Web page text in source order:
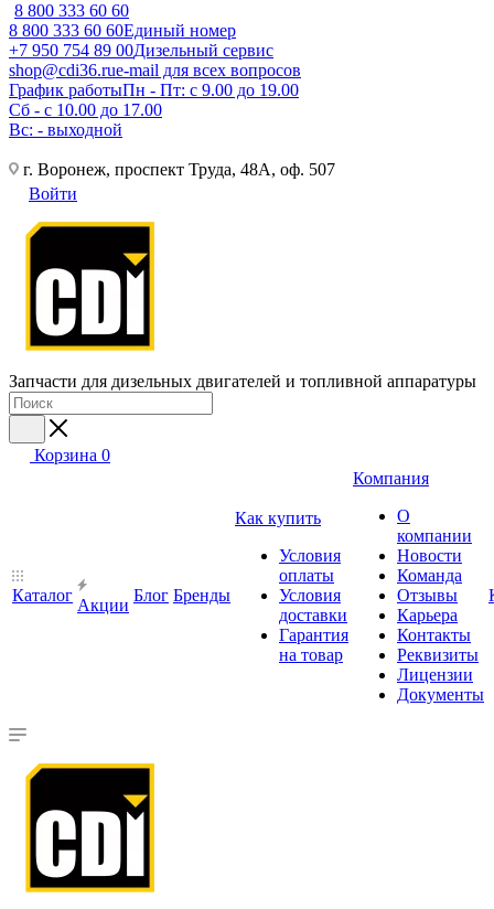
8 800 333 60 60
8 800 333 60 60Единый номер
+7 950 754 89 00Дизельный сервис
shop@cdi36.rue-mail для всех вопросов
График работыПн - Пт: с 9.00 до 19.00
Сб - с 10.00 до 17.00
Вс: - выходной
г. Воронеж, проспект Труда, 48А, оф. 507
Войти
Запчасти для дизельных двигателей и топливной аппаратуры
Корзина 0
Каталог
Акции
Блог Бренды
Как купить
Условия
оплаты
Условия
доставки
Гарантия
на товар
Компания
О
компании
Новости
Команда
Отзывы
Карьера
Контакты
Реквизиты
Лицензии
Документы